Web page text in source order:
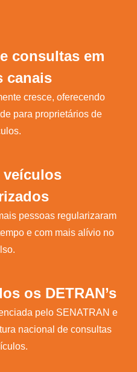
consultas em
canais
cresce, oferecendo
para proprietários de
veículos
pessoas regularizaram
e com mais alívio no
os DETRAN’s
pelo SENATRAN e
nacional de consultas